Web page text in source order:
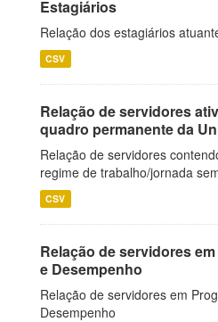
Estagiários
Relação dos estagiários
CSV
Relação de servidores
quadro permanente da
Relação de servidores
regime de trabalho/jornada
CSV
Relação de servidores
e Desempenho
Relação de servidores em
Desempenho